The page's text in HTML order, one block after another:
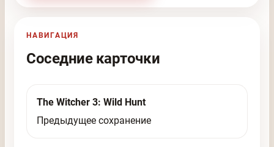
НАВИГАЦИЯ
Соседние карточки
The Witcher 3: Wild Hunt
Предыдущее сохранение